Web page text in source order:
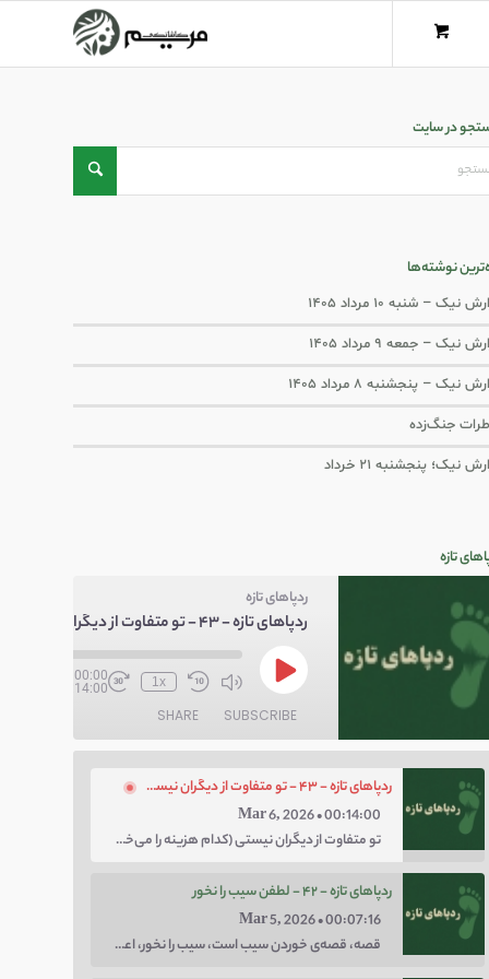
در سایت
نوشته‌ها
نیک – شنبه ۱۰ مرداد ۱۴۰۵
نیک – جمعه ۹ مرداد ۱۴۰۵
نیک – پنجشنبه ۸ مرداد ۱۴۰۵
جنگ‌‌زده
نیک؛ پنجشنبه ۲۱ خرداد
تازه
ردپاهای تازه
1x
00:00
00:14:00
SUBSCRIBE
SHARE
ردپاهای تازه - ۴۳ - تو متفاوت از دیگران نیستی
Mar 6, 2026 • 00:14:00
تو متفاوت از دیگران نیستی (کدام هزینه را می‌خواهی پرداخت کنی؛ هزینه‌ی چاق بودن یا لاغر بودن؟ با توهم متفاوت بودن کار را برای خودت سخت نکن.)
ردپاهای تازه - ۴۲ - لطفن سیب را نخور
Mar 5, 2026 • 00:07:16
قصه، قصه‌ی خوردن سیب است، سیب را نخور، اعتماد کن.